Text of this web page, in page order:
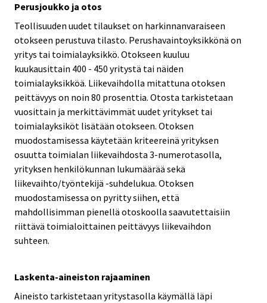
Perusjoukko ja otos
Teollisuuden uudet tilaukset on harkinnanvaraiseen
otokseen perustuva tilasto. Perushavaintoyksikkönä on
yritys tai toimialayksikkö. Otokseen kuuluu
kuukausittain 400 - 450 yritystä tai näiden
toimialayksikköä. Liikevaihdolla mitattuna otoksen
peittävyys on noin 80 prosenttia. Otosta tarkistetaan
vuosittain ja merkittävimmät uudet yritykset tai
toimialayksiköt lisätään otokseen. Otoksen
muodostamisessa käytetään kriteereinä yrityksen
osuutta toimialan liikevaihdosta 3-numerotasolla,
yrityksen henkilökunnan lukumäärää sekä
liikevaihto/työntekijä -suhdelukua. Otoksen
muodostamisessa on pyritty siihen, että
mahdollisimman pienellä otoskoolla saavutettaisiin
riittävä toimialoittainen peittävyys liikevaihdon
suhteen.
Laskenta-aineiston rajaaminen
Aineisto tarkistetaan yritystasolla käymällä läpi